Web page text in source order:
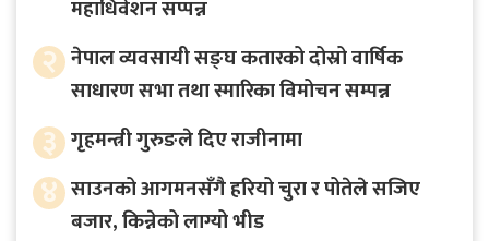
महाधिवेशन सप्पन्न
२ नेपाल व्यवसायी सङ्घ कतारको दोस्रो वार्षिक
साधारण सभा तथा स्मारिका विमोचन सम्पन्न
३ गृहमन्त्री गुरुङले दिए राजीनामा
४ साउनको आगमनसँगै हरियो चुरा र पोतेले सजिए
बजार, किन्नेको लाग्यो भीड